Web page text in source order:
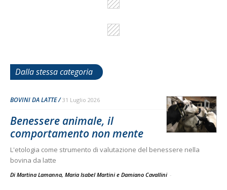
Dalla stessa categoria
BOVINI DA LATTE 31 Luglio 2026
Benessere animale, il
comportamento non mente
L'etologia come strumento di valutazione del benessere nella
bovina da latte
Di Martina Lamanna, Maria Isabel Martini e Damiano Cavallini -